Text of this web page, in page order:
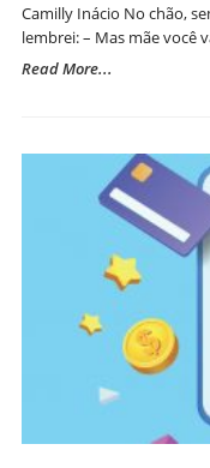
Camilly Inácio No chão,
lembrei: – Mas mãe você
Read More...